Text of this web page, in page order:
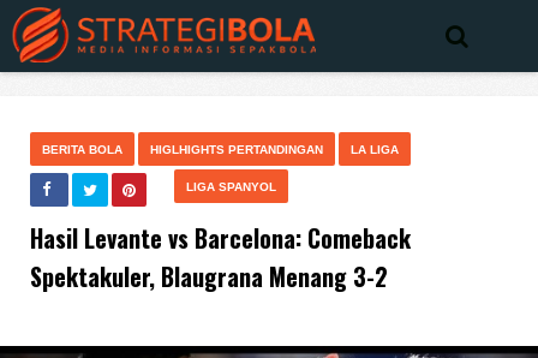
BERITA BOLA HIGLHIGHTS PERTANDINGAN LA LIGA
LIGA SPANYOL
Hasil Levante vs Barcelona: Comeback
Spektakuler, Blaugrana Menang 3-2